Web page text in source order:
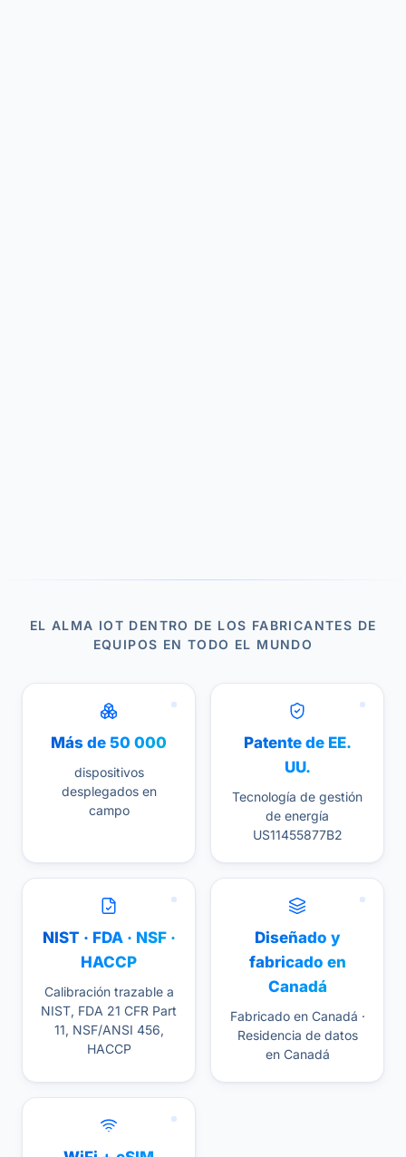
EL ALMA IOT DENTRO DE LOS FABRICANTES DE
EQUIPOS EN TODO EL MUNDO
Más de 50 000
dispositivos
desplegados en
campo
Patente de EE.
UU.
Tecnología de gestión
de energía
US11455877B2
NIST · FDA · NSF ·
HACCP
Calibración trazable a
NIST, FDA 21 CFR Part
11, NSF/ANSI 456,
HACCP
Diseñado y
fabricado en
Canadá
Fabricado en Canadá ·
Residencia de datos
en Canadá